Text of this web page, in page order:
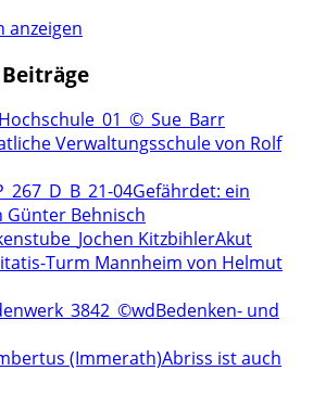
anzeigen
Verwaltungsschule von Rolf
Gefährdet: ein
Günter Behnisch
Akut
Turm Mannheim von Helmut
Bedenken- und
Abriss ist auch